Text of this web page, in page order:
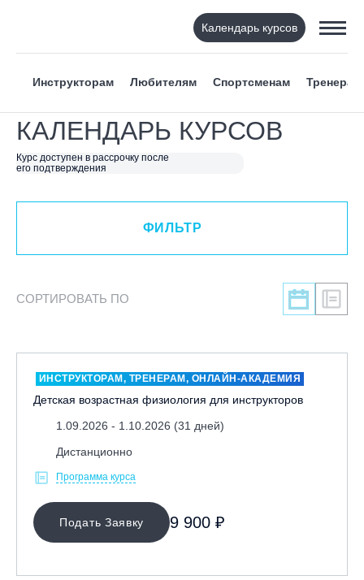
Календарь курсов
Инструкторам Любителям Спортсменам Тренерам
КАЛЕНДАРЬ КУРСОВ
Курс доступен в рассрочку после
его подтверждения
ФИЛЬТР
ВИД СПОРТА
Я ХОЧУ
КАТЕГОРИЯ
Ассистент
Лекторский сбор «В»
Лекторский сбор «С»
Лига мечты
Подготовительные курсы
ФИЛЬТР
СОРТИРОВАТЬ ПО
ИНСТРУКТОРАМ, ТРЕНЕРАМ, ОНЛАЙН-АКАДЕМИЯ
Детская возрастная физиология для инструкторов
1.09.2026 - 1.10.2026 (31 дней)
Дистанционно
Программа курса
Подать Заявку 9 900 ₽